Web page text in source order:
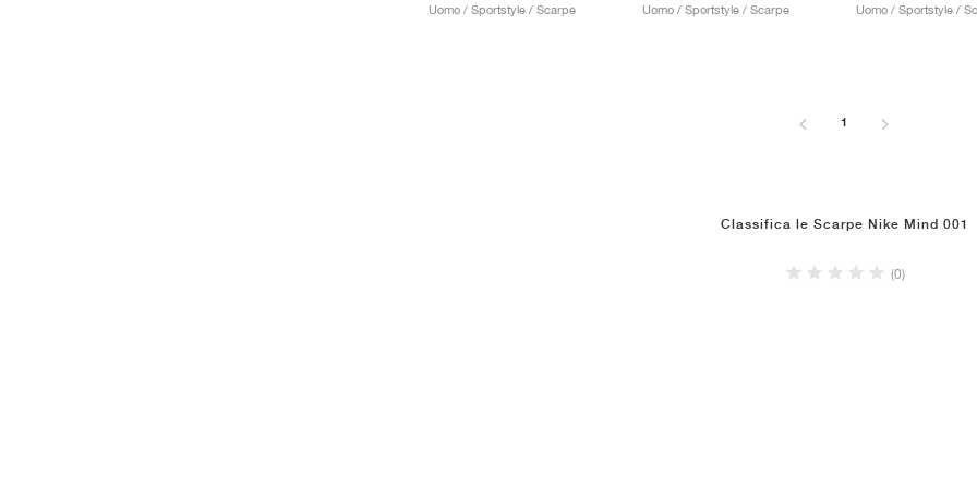
Uomo / Sportstyle / Scarpe
Uomo / Sportstyle / Scarpe
Uomo / Sportstyle /
1
Classifica le Scarpe Nike Mind 001
(0)